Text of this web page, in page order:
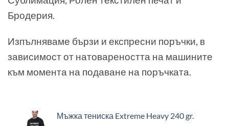
Бродерия.
Изпълняваме бързи и експресни поръчки, в
зависимост от натовареността на машините
към момента на подаване на поръчката.
Мъжка тениска Extreme Heavy 240 gr.